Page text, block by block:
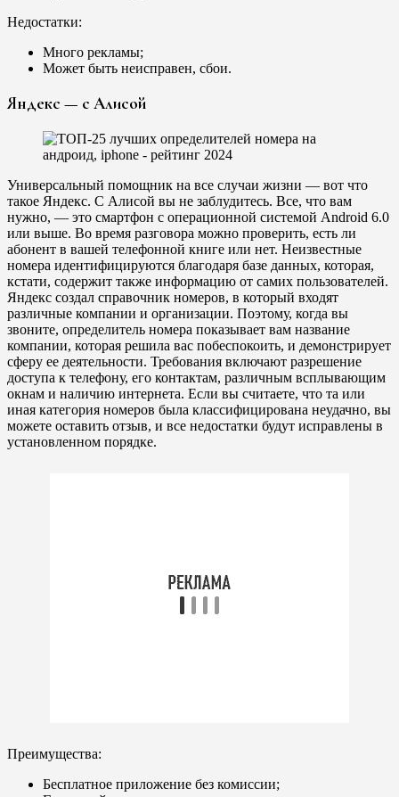
Недостатки:
Много рекламы;
Может быть неисправен, сбои.
Яндекс — с Алисой
Универсальный помощник на все случаи жизни — вот что
такое Яндекс. С Алисой вы не заблудитесь. Все, что вам
нужно, — это смартфон с операционной системой Android 6.0
или выше. Во время разговора можно проверить, есть ли
абонент в вашей телефонной книге или нет. Неизвестные
номера идентифицируются благодаря базе данных, которая,
кстати, содержит также информацию от самих пользователей.
Яндекс создал справочник номеров, в который входят
различные компании и организации. Поэтому, когда вы
звоните, определитель номера показывает вам название
компании, которая решила вас побеспокоить, и демонстрирует
сферу ее деятельности. Требования включают разрешение
доступа к телефону, его контактам, различным всплывающим
окнам и наличию интернета. Если вы считаете, что та или
иная категория номеров была классифицирована неудачно, вы
можете оставить отзыв, и все недостатки будут исправлены в
установленном порядке.
Преимущества:
Бесплатное приложение без комиссии;